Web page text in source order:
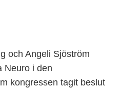
och Angeli Sjöström
Neuro i den
kongressen tagit beslut